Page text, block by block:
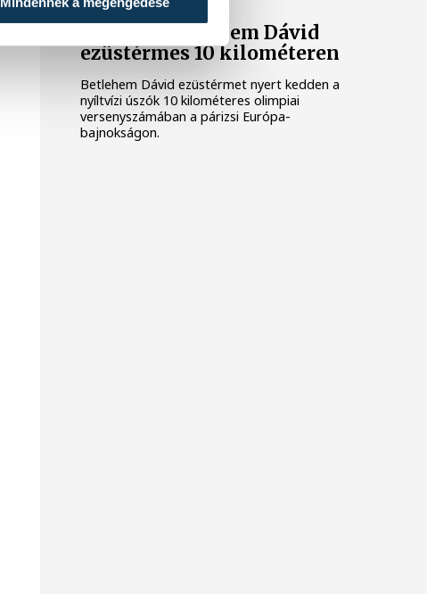
Vizes Eb: Betlehem Dávid
ezüstérmes 10 kilométeren
Betlehem Dávid ezüstérmet nyert kedden a
nyíltvízi úszók 10 kilométeres olimpiai
versenyszámában a párizsi Európa-
bajnokságon.